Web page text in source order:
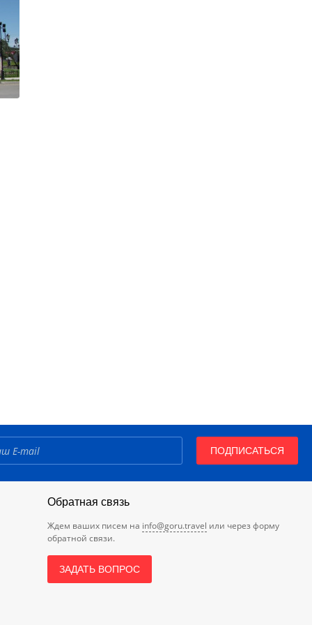
ПОДПИСАТЬСЯ
Обратная связь
Ждем ваших писем на info@goru.travel или через форму
обратной связи.
ЗАДАТЬ ВОПРОС